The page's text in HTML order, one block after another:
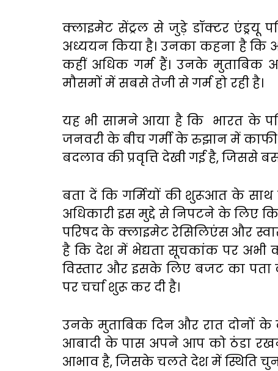
क्लाइमेट सेंट्रल से जुड़े डॉक्टर एंड्रयू
अध्ययन किया है। उनका कहना है कि
कहीं अधिक गर्म हैं। उनके मुताबिक
मौसमों में सबसे तेजी से गर्म हो रही है।
यह भी सामने आया है कि भारत के
जनवरी के बीच गर्मी के रुझान में काफी
बदलाव की प्रवृत्ति देखी गई है, जिससे
बता दें कि गर्मियों की शुरूआत के साथ
अधिकारी इस मुद्दे से निपटने के लिए
परिषद के क्लाइमेट रेसिलिएंस और
है कि देश में भेद्यता सूचकांक पर अभी
विस्तार और इसके लिए बजट का पता
पर चर्चा शुरू कर दी है।
उनके मुताबिक दिन और रात दोनों के
आबादी के पास अपने आप को ठंडा
आभाव है, जिसके चलते देश में स्थिति